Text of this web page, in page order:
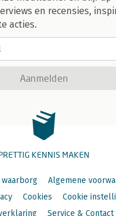
en recensies,
acties.
Aanmelden
KENNIS MAKEN
Algemene
Cookies
Cookie
Service & Contact